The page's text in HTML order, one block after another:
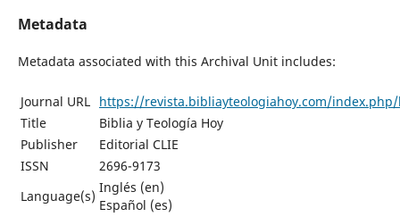
Metadata
Metadata associated with this Archival Unit includes:
Journal URL https://revista.bibliayteologiahoy.com/
Title
Biblia y Teología Hoy
Publisher
Editorial CLIE
ISSN
2696-9173
Language(s)
Inglés (en)
Español (es)